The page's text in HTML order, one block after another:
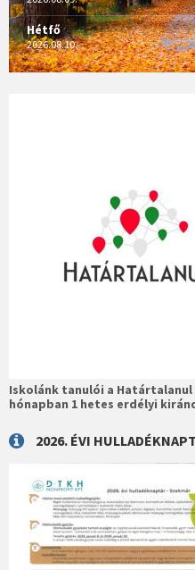
Hétfő
2026.08.10.
Iskolánk tanulói a
hónapban 1 hetes erdélyi
2026. ÉVI